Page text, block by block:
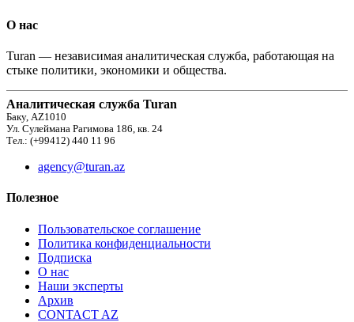
О нас
Turan — независимая аналитическая служба, работающая на
стыке политики, экономики и общества.
Аналитическая служба Turan
Баку, AZ1010
Ул. Сулеймана Рагимова 186, кв. 24
Тел.: (+99412) 440 11 96
agency@turan.az
Полезное
Пользовательское соглашение
Политика конфиденциальности
Подписка
О нас
Наши эксперты
Архив
CONTACT AZ